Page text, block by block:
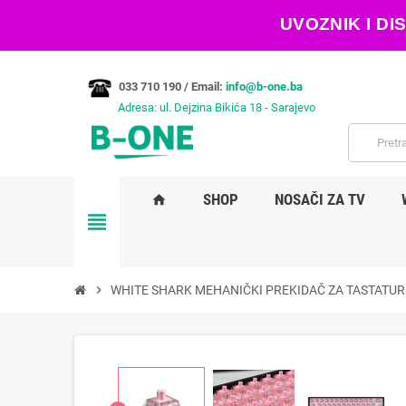
UVOZNIK I
033 710 190 / Email: info@b-one.ba
Adresa: ul. Dejzina Bikića 18 - Sarajevo
view_headline
home SHOP NOSAČI ZA TV
chevron_right WHITE SHARK MEHANIČKI PREKIDAČ ZA